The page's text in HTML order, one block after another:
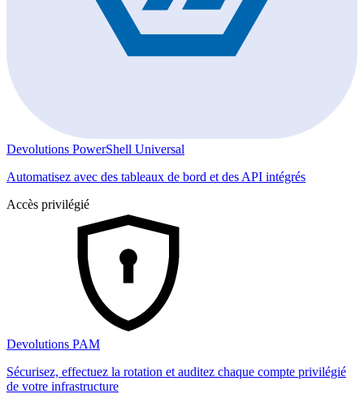
Devolutions PowerShell Universal
Automatisez avec des tableaux de bord et des API intégrés
Accès privilégié
Devolutions PAM
Sécurisez, effectuez la rotation et auditez chaque compte privilégié
de votre infrastructure